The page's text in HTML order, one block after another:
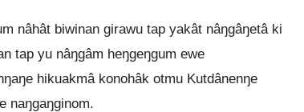
nâhât biwinan girawu tap yakât nâŋgâŋetâ ki
tap yu nâŋgâm heŋgeŋgum ewe
hikuakmâ konohâk otmu Kutdânenŋe
naŋgaŋginom.